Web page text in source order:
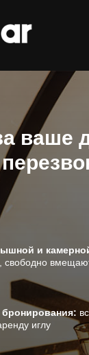
ваше
и
свободно
иглу